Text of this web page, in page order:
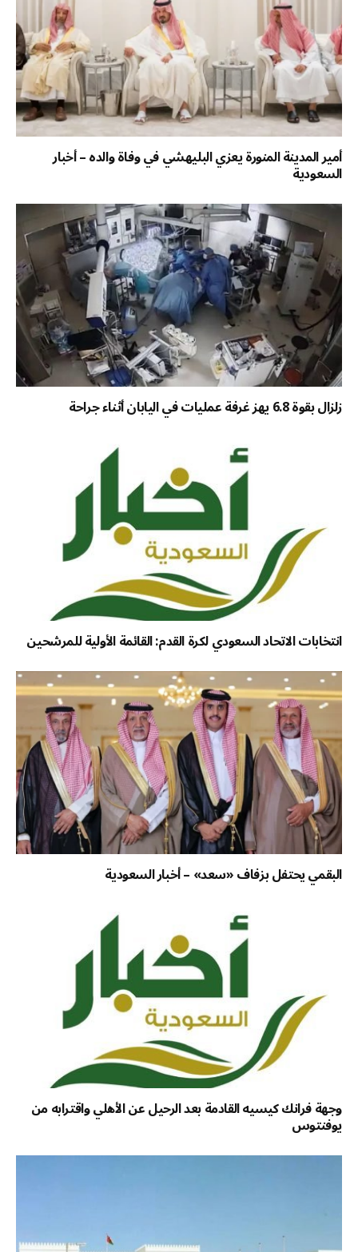
أمير المدينة المنورة يعزي البليهشي في وفاة والده – أخبار
السعودية
زلزال بقوة 6.8 يهز غرفة عمليات في اليابان أثناء جراحة
انتخابات الاتحاد السعودي لكرة القدم: القائمة الأولية للمرشحين
البقمي يحتفل بزفاف «سعد» – أخبار السعودية
وجهة فرانك كيسيه القادمة بعد الرحيل عن الأهلي واقترابه من
يوفنتوس